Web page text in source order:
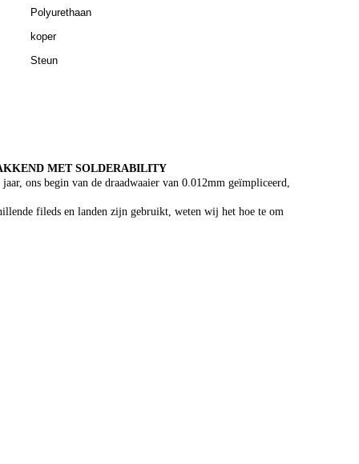
Polyurethaan
koper
Steun
MET SOLDERABILITY
ons begin van de draadwaaier van 0.012mm geïmpliceerd,
fileds en landen zijn gebruikt, weten wij het hoe te om